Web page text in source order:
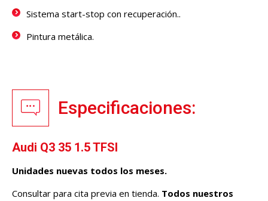
Sistema start-stop con recuperación..
Pintura metálica.
Especificaciones:
Audi Q3 35 1.5 TFSI
Unidades nuevas todos los meses.
Consultar para cita previa en tienda. Todos nuestros